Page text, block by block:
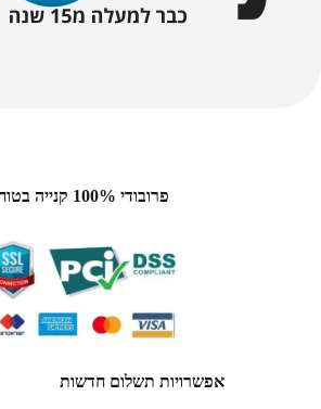
פרובודי 100% קנייה בטוחה
אפשרויות תשלום חדשות